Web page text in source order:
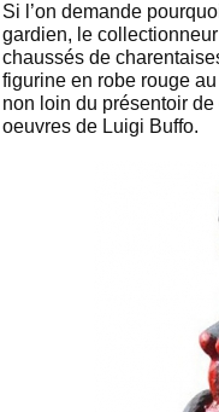
Si l’on demande
gardien, le
chaussés de
figurine en robe rouge
non loin du présentoir
oeuvres de Luigi Buffo.